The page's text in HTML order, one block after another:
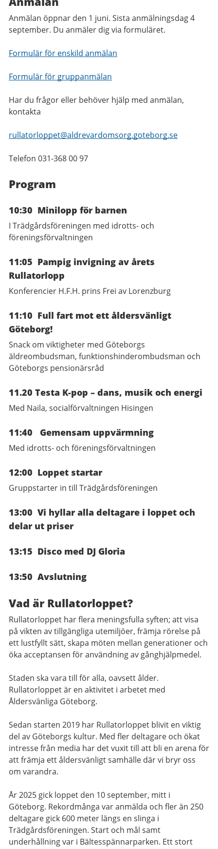
Anmälan öppnar den 1 juni. Sista anmälningsdag 4
september. Du anmäler dig via formuläret.
Formulär för enskild anmälan
Formulär för gruppanmälan
Har du frågor eller behöver hjälp med anmälan,
kontakta
rullatorloppet@aldrevardomsorg.goteborg.se
Telefon 031-368 00 97
Program
10:30 Minilopp för barnen
I Trädgårdsföreningen med idrotts- och
föreningsförvaltningen
11:05 Pampig invigning av årets
Rullatorlopp
Konferencier H.F.H. prins Frei av Lorenzburg
11:10 Full fart mot ett åldersvänligt
Göteborg!
Snack om viktigheter med Göteborgs
äldreombudsman, funktionshinderombudsman och
Göteborgs pensionärsråd
11.20 Testa K-pop – dans, musik och energi
Med Naila, socialförvaltningen Hisingen
11:40 Gemensam uppvärmning
Med idrotts- och föreningsförvaltningen
12:00 Loppet startar
Gruppstarter in till Trädgårdsföreningen
13:00 Vi hyllar alla deltagare i loppet och
delar ut priser
13:15 Disco med DJ Gloria
13:50 Avslutning
Vad är Rullatorloppet?
Rullatorloppet har flera meningsfulla syften; att visa
på vikten av tillgängliga utemiljöer, främja rörelse på
ett lustfyllt sätt, skapa möten mellan generationer och
öka acceptansen för användning av gånghjälpmedel.
Staden ska vara till för alla, oavsett ålder.
Rullatorloppet är en aktivitet i arbetet med
Åldersvänliga Göteborg.
Sedan starten 2019 har Rullatorloppet blivit en viktig
del av Göteborgs kultur. Med fler deltagare och ökat
intresse från media har det vuxit till att bli en arena för
att främja ett åldersvänligt samhälle där vi bryr oss
om varandra.
År 2025 gick loppet den 10 september, mitt i
Göteborg. Rekordmånga var anmälda och fler än 250
deltagare gick 600 meter längs en slinga i
Trädgårdsföreningen. Start och mål samt
underhållning var i Bältesspännarparken. Ett stort